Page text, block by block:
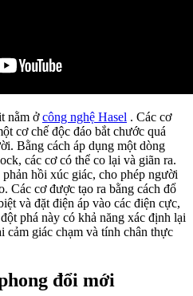
nằm ởcông nghệ Hasel . Các cơ
cơ chế độc đáo bắt chước quá
Bằng cách áp dụng một dòng
các cơ có thể co lại và giãn ra.
hồi xúc giác, cho phép người
Các cơ được tạo ra bằng cách đổ
và đặt điện áp vào các điện cực,
phá này có khả năng xác định lại
cảm giác chạm và tính chân thực
đổi mới